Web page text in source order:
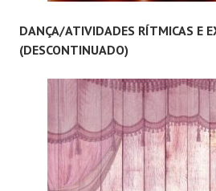
DANÇA/ATIVIDADES RÍTMICAS E
(DESCONTINUADO)